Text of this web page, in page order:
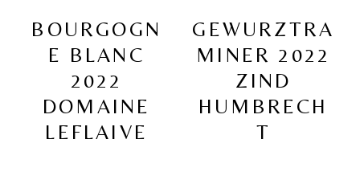
BOURGOGN
E BLANC
2022
DOMAINE
LEFLAIVE
GEWURZTRA
MINER 2022
ZIND
HUMBRECH
T